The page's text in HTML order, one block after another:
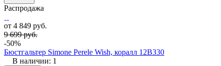
Распродажа
от 4 849 руб.
9 699 руб.
-50%
Бюстгальтер Simone Perele Wish, коралл 12B330
В наличии: 1